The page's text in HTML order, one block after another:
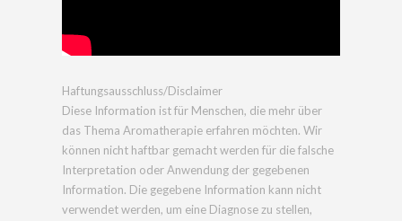
Haftungsausschluss/Disclaimer
Diese Information ist für Menschen, die mehr über
das Thema Aromatherapie erfahren möchten. Wir
können nicht haftbar gemacht werden für die falsche
Interpretation oder Anwendung der gegebenen
Information. Die gegebene Information kann nicht
verwendet werden, um eine Diagnose zu stellen,